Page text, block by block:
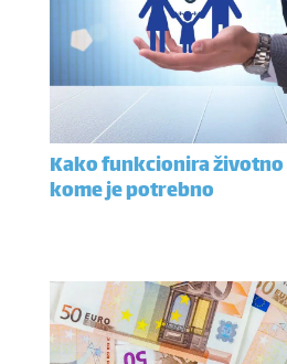
Kako funkcionira
kome je potrebno